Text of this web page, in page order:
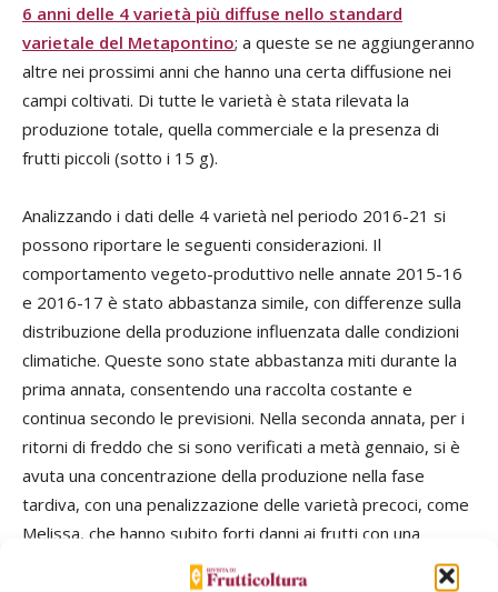
6 anni delle 4 varietà più diffuse nello standard
varietale del Metapontino; a queste se ne aggiungeranno
altre nei prossimi anni che hanno una certa diffusione nei
campi coltivati. Di tutte le varietà è stata rilevata la
produzione totale, quella commerciale e la presenza di
frutti piccoli (sotto i 15 g).
Analizzando i dati delle 4 varietà nel periodo 2016-21 si
possono riportare le seguenti considerazioni. Il
comportamento vegeto-produttivo nelle annate 2015-16
e 2016-17 è stato abbastanza simile, con differenze sulla
distribuzione della produzione influenzata dalle condizioni
climatiche. Queste sono state abbastanza miti durante la
prima annata, consentendo una raccolta costante e
continua secondo le previsioni. Nella seconda annata, per i
ritorni di freddo che si sono verificati a metà gennaio, si è
avuta una concentrazione della produzione nella fase
tardiva, con una penalizzazione delle varietà precoci, come
Melissa, che hanno subito forti danni ai frutti con una
perdita del 10-15% di prodotto. Nel 2020 le condizioni